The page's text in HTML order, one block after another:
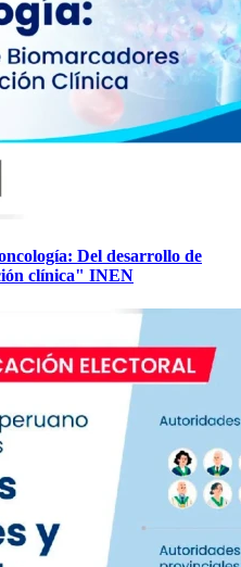
Del desarrollo de
clínica" INEN